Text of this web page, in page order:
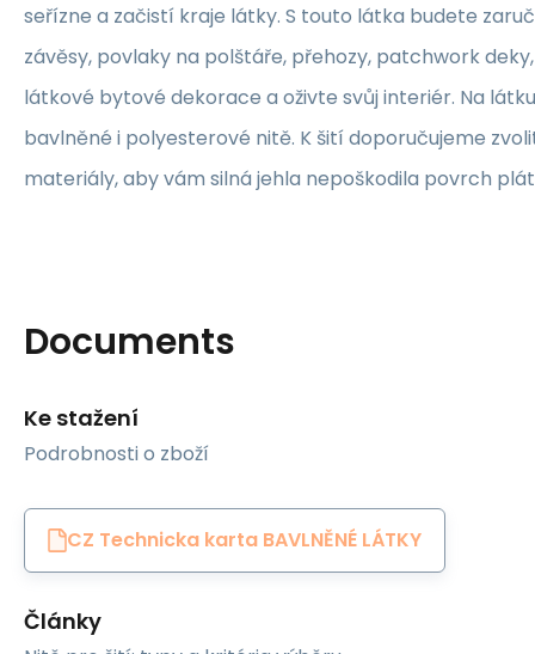
seřízne a začistí kraje látky. S touto látka budete
závěsy, povlaky na polštáře, přehozy, patchwork
látkové bytové dekorace a oživte svůj interiér. Na
bavlněné i polyesterové nitě. K šití doporučujeme
materiály, aby vám silná jehla nepoškodila povrch
Documents
Ke stažení
Podrobnosti o zboží
CZ Technicka karta BAVLNĚNÉ LÁTKY
Články